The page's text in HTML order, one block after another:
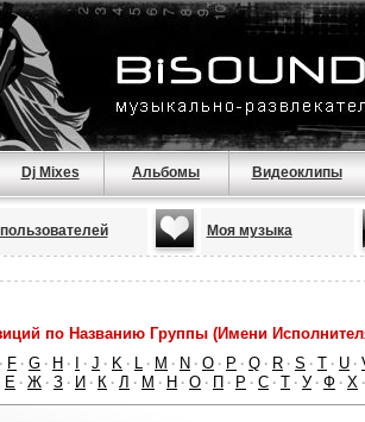
Dj Mixes Альбомы Видеоклипы
Моя музыка
по Названию Группы (Имени
· F · G · H · · J · K · L · M · N · O · P · Q · R · S · T · U ·
Е · Ж · З · И · К · Л · М · Н · О · П · Р · С · Т · У · Ф · Х